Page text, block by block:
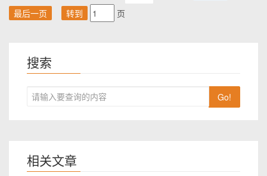
最后一页
转到 页
搜索
Go!
相关文章